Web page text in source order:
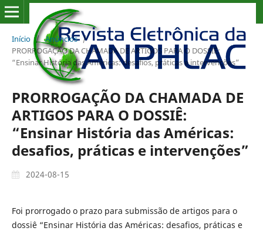
Início / Anúncios /
PRORROGAÇÃO DA CHAMADA DE ARTIGOS PARA O DOSSIÊ:
“Ensinar História das Américas: desafios, práticas e intervenções”
PRORROGAÇÃO DA CHAMADA DE
ARTIGOS PARA O DOSSIÊ:
“Ensinar História das Américas:
desafios, práticas e intervenções”
2024-08-15
Foi prorrogado o prazo para submissão de artigos para o
dossiê “Ensinar História das Américas: desafios, práticas e